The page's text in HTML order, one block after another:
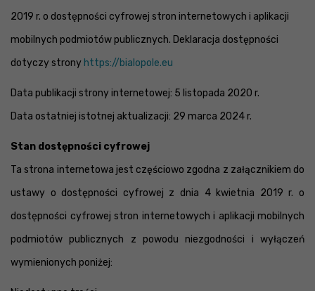
2019 r. o dostępności cyfrowej stron internetowych i aplikacji
mobilnych podmiotów publicznych. Deklaracja dostępności
dotyczy strony https://bialopole.eu
Data publikacji strony internetowej: 5 listopada 2020 r.
Data ostatniej istotnej aktualizacji: 29 marca 2024 r.
Stan dostępności cyfrowej
Ta strona internetowa jest częściowo zgodna z załącznikiem do
ustawy o dostępności cyfrowej z dnia 4 kwietnia 2019 r. o
dostępności cyfrowej stron internetowych i aplikacji mobilnych
podmiotów publicznych z powodu niezgodności i wyłączeń
wymienionych poniżej: